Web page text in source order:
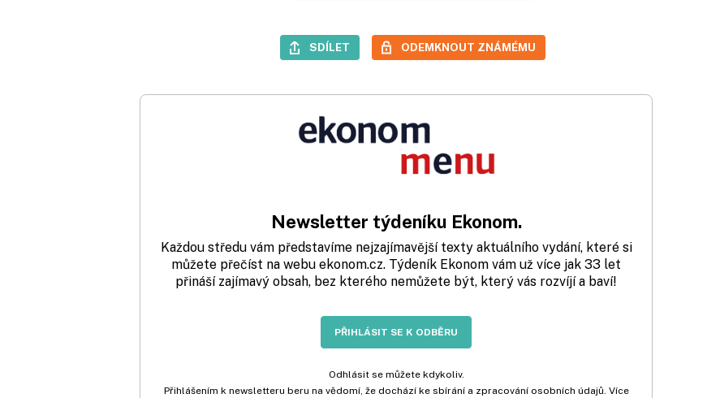
SDÍLET ODEMKNOUT ZNÁMÉMU
Newsletter týdeníku Ekonom.
Každou středu vám představíme nejzajímavější texty aktuálního vydání, které si
můžete přečíst na webu ekonom.cz. Týdeník Ekonom vám už více jak 33 let
přináší zajímavý obsah, bez kterého nemůžete být, který vás rozvíjí a baví!
PŘIHLÁSIT SE K ODBĚRU
Odhlásit se můžete kdykoliv.
Přihlášením k newsletteru beru na vědomí, že dochází ke sbírání a zpracování osobních údajů. Více